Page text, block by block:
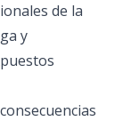
de la
y